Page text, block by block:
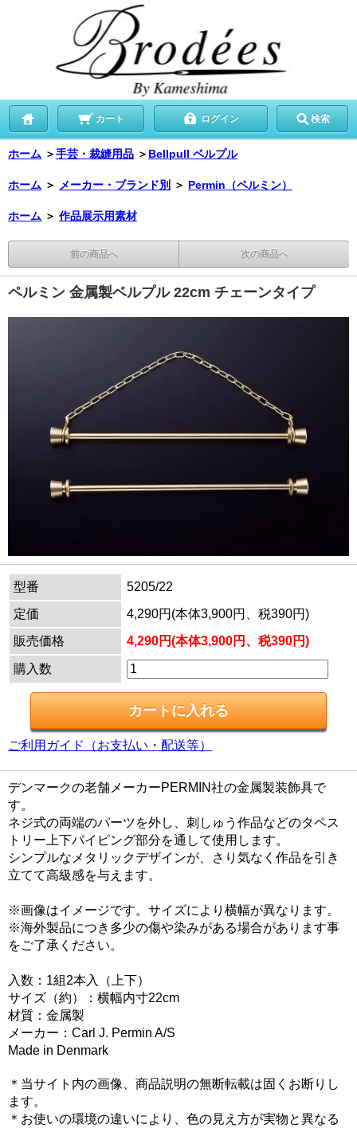
カート ログイン 検索
ホーム ＞手芸・裁縫用品 ＞ Bellpull ベルプル
ホーム ＞ メーカー・ブランド別 ＞ Permin（ペルミン）
ホーム ＞ 作品展示用素材
前の商品へ 次の商品へ
ペルミン 金属製ベルプル 22cm チェーンタイプ
型番
5205/22
定価
4,290円(本体3,900円、税390円)
販売価格
4,290円(本体3,900円、税390円)
購入数
ご利用ガイド（お支払い・配送等）
デンマークの老舗メーカーPERMIN社の金属製装飾具で
す。
ネジ式の両端のパーツを外し、刺しゅう作品などのタペス
トリー上下パイピング部分を通して使用します。
シンプルなメタリックデザインが、さり気なく作品を引き
立てて高級感を与えます。
※画像はイメージです。サイズにより横幅が異なります。
※海外製品につき多少の傷や染みがある場合があります事
をご了承ください。
入数：1組2本入（上下）
サイズ（約）：横幅内寸22cm
材質：金属製
メーカー：Carl J. Permin A/S
Made in Denmark
＊当サイト内の画像、商品説明の無断転載は固くお断りし
ます。
＊お使いの環境の違いにより、色の見え方が実物と異なる